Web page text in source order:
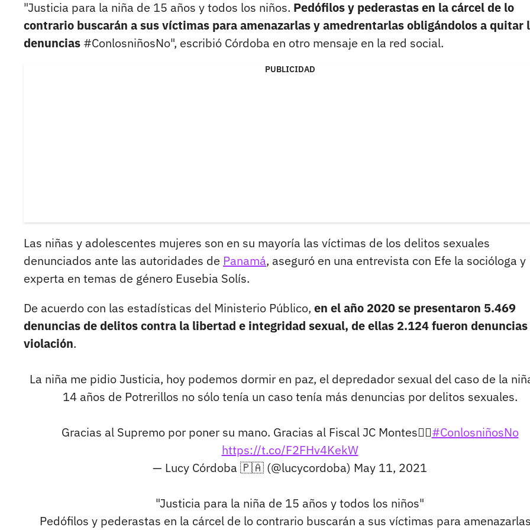
"Justicia para la niña de 15 años y todos los niños. Pedófilos y pederastas en la cárcel de lo
contrario buscarán a sus víctimas para amenazarlas y amedrentarlas obligándolos a quitar
denuncias #ConlosniñosNo", escribió Córdoba en otro mensaje en la red social.
PUBLICIDAD
Las niñas y adolescentes mujeres son en su mayoría las víctimas de los delitos sexuales
denunciados ante las autoridades de Panamá, aseguró en una entrevista con Efe la socióloga y
experta en temas de género Eusebia Solís.
De acuerdo con las estadísticas del Ministerio Público, en el año 2020 se presentaron 5.469
denuncias de delitos contra la libertad e integridad sexual, de ellas 2.124 fueron
violación.
La niña me pidio Justicia, hoy podemos dormir en paz, el depredador sexual del caso de la
14 años de Potrerillos no sólo tenía un caso tenía más denuncias por delitos sexuales.
Gracias al Supremo por poner su mano. Gracias al Fiscal JC Montes👇🏻#ConlosniñosNo
https://t.co/F2FHv4KekW
— Lucy Córdoba 🇵🇦 (@lucycordoba) May 11, 2021
"Justicia para la niña de 15 años y todos los niños"
Pedófilos y pederastas en la cárcel de lo contrario buscarán a sus víctimas para